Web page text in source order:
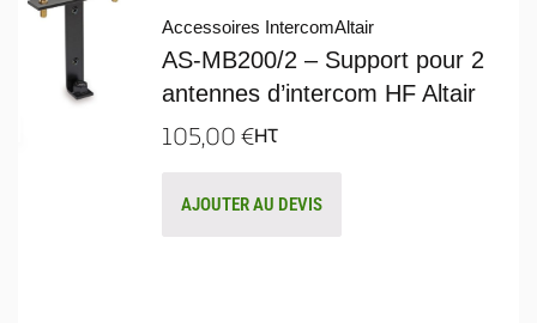
Accessoires IntercomAltair
AS-MB200/2 – Support pour 2
antennes d’intercom HF Altair
105,00€HT
AJOUTER AU DEVIS